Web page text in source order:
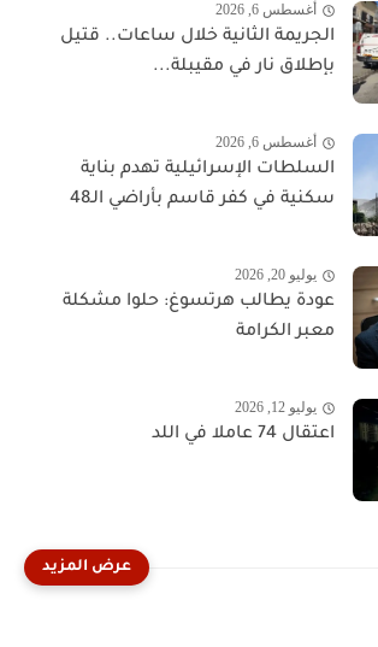
أغسطس 6, 2026
الجريمة الثانية خلال ساعات.. قتيل
بإطلاق نار في مقيبلة...
أغسطس 6, 2026
السلطات الإسرائيلية تهدم بناية
سكنية في كفر قاسم بأراضي الـ48
يوليو 20, 2026
عودة يطالب هرتسوغ: حلوا مشكلة
معبر الكرامة
يوليو 12, 2026
اعتقال 74 عاملا في اللد